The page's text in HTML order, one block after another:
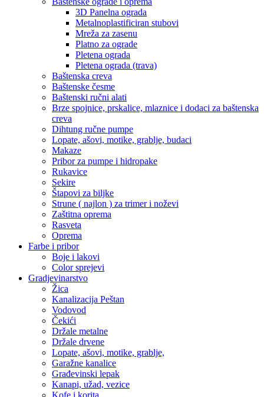
3D Panelna ograda
Metalnoplastificiran stubovi
Mreža za zasenu
Platno za ograde
Pletena ograda
Pletena ograda (trava)
Baštenska creva
Baštenske česme
Baštenski ručni alati
Brze spojnice, prskalice, mlaznice i dodaci za baštenska
creva
Dihtung ručne pumpe
Lopate, ašovi, motike, grablje, budaci
Makaze
Pribor za pumpe i hidropake
Rukavice
Sekire
Štapovi za biljke
Strune ( najlon ) za trimer i noževi
Zaštitna oprema
Rasveta
Oprema
Farbe i pribor
Boje i lakovi
Color sprejevi
Gradjevinarstvo
Žica
Kanalizacija Peštan
Vodovod
Čekići
Držale metalne
Držale drvene
Lopate, ašovi, motike, grablje,
Garažne kanalice
Građevinski lepak
Kanapi, užad, vezice
Kofe i korita